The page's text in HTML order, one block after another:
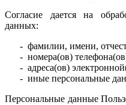
Согласие дается на
данных:
- фамилии, имени,
- номера(ов)
- адреса(ов)
- иные персональные
Персональные данные